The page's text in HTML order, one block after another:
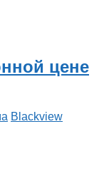
цене
Blackview